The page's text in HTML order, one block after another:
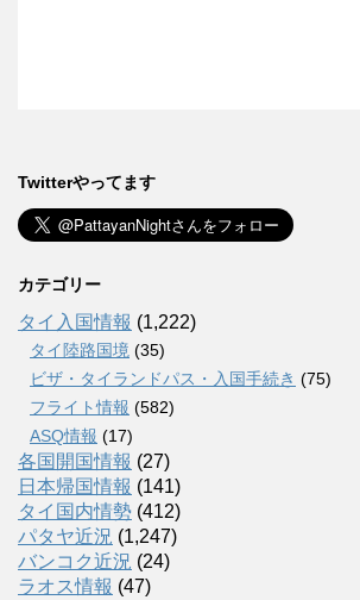
Twitterやってます
カテゴリー
タイ入国情報 (1,222)
タイ陸路国境 (35)
ビザ・タイランドパス・入国手続き (75)
フライト情報 (582)
ASQ情報 (17)
各国開国情報 (27)
日本帰国情報 (141)
タイ国内情勢 (412)
パタヤ近況 (1,247)
バンコク近況 (24)
ラオス情報 (47)